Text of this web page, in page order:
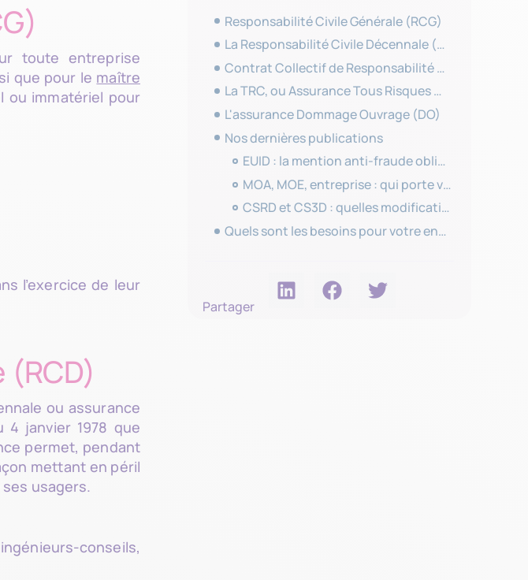
toute entreprise
que pour le maître
ou immatériel pour
l’exercice de leur
ou assurance
4 janvier 1978 que
permet, pendant
mettant en péril
usagers.
conseils,
Responsabilité Civile Générale (RCG)
La Responsabilité Civile Décennale (RCD)
Contrat Collectif de Responsabilité Décennale, ou CCRD
La TRC, ou Assurance Tous Risques Chantier
L'assurance Dommage Ouvrage (DO)
Nos dernières publications
EUID : la mention anti-fraude obligatoire pour les Kbis
MOA, MOE, entreprise : qui porte vraiment le risque contractuel sur un chantier ?
CSRD et CS3D : quelles modifications après Omnibus I ?
Quels sont les besoins pour votre entreprise ?
Partager